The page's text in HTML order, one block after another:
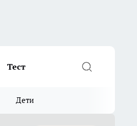
Тест
Дети